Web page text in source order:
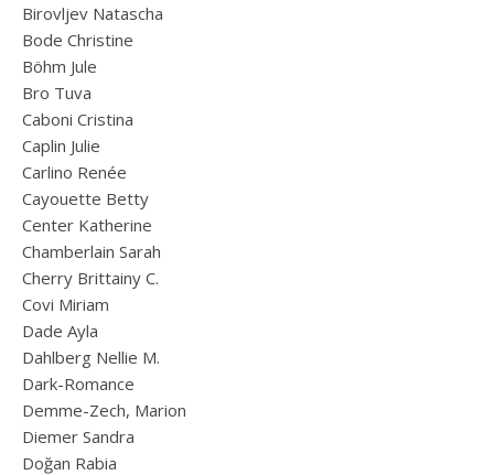
Birovljev Natascha
Bode Christine
Böhm Jule
Bro Tuva
Caboni Cristina
Caplin Julie
Carlino Renée
Cayouette Betty
Center Katherine
Chamberlain Sarah
Cherry Brittainy C.
Covi Miriam
Dade Ayla
Dahlberg Nellie M.
Dark-Romance
Demme-Zech, Marion
Diemer Sandra
Doğan Rabia